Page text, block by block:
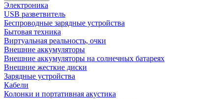
Электроника
USB разветвитель
Беспроводные зарядные устройства
Бытовая техника
Виртуальная реальность, очки
Внешние аккумуляторы
Внешние аккумуляторы на солнечных батареях
Внешние жесткие диски
Зарядные устройства
Кабели
Колонки и портативная акустика